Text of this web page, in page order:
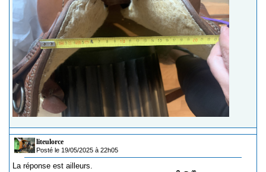
liteulorce
Posté le 19/05/2025 à 22h05
La réponse est ailleurs.